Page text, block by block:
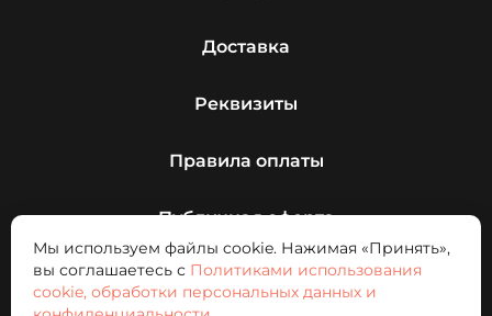
Доставка
Реквизиты
Правила оплаты
Публичная оферта
Адрес: пр-кт. Курчатова, д. 2Г
Мы используем файлы cookie. Нажимая «Принять»,
вы соглашаетесь с Политиками использования
cookie, обработки персональных данных и